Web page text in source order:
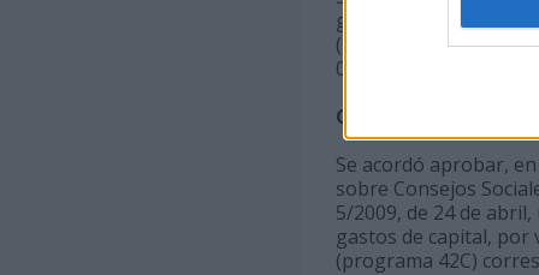
gastos de capital, por
(programa 42A)
02401 (programa
CP80-11-10-2016-8:
Se acordó aprobar,
sobre Consejos
5/2009, de 24 de
gastos de capital, por
(programa 42C)